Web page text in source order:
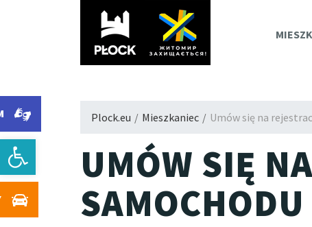
Otwórz pasek narzędzi
Plock.eu / Mieszkaniec / Umów się na
UMÓW SIĘ